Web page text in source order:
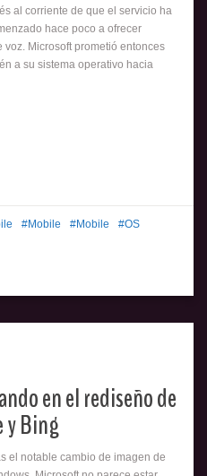
al corriente de que el servicio ha
hace poco a ofrecer
Microsoft prometió entonces
a su sistema operativo hacia
Mobile Mobile
OS
en el rediseño de
y Bing
el notable cambio de imagen de